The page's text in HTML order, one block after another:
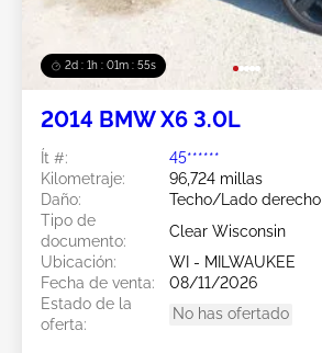
2d : 1h : 01m : 54s
2014 BMW X6 3.0L
Ít #:
45******
Kilometraje:
96,724 millas
Daño:
Techo/Lado derecho
Tipo de
documento:
Clear Wisconsin
Ubicación:
WI - MILWAUKEE
Fecha de venta:
08/11/2026
Estado de la
oferta:
No has ofertado